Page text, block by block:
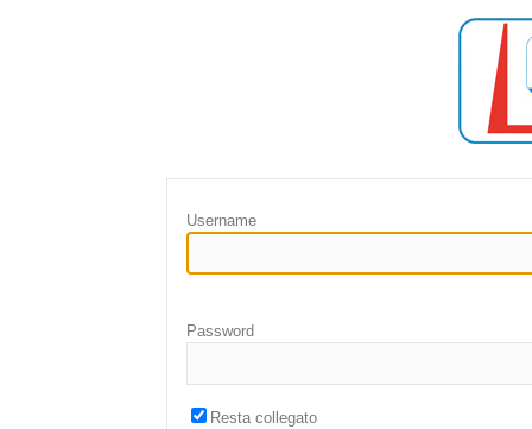
Username
Password
Resta collegato